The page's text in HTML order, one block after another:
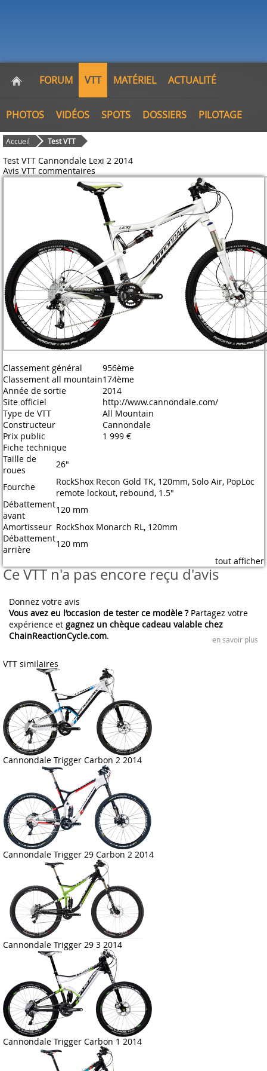
FORUM VTT MATÉRIEL ACTUALITÉ
PHOTOS VIDÉOS SPOTS DOSSIERS PILOTAGE
Accueil Test VTT
Test VTT Cannondale Lexi 2 2014
Avis VTT commentaires
Classement général
956ème
Classement all mountain174ème
Année de sortie
2014
Site officiel
http://www.cannondale.com/
Type de VTT
All Mountain
Constructeur
Cannondale
Prix public
1 999 €
Fiche technique
Taille de
roues
26"
Fourche
RockShox Recon Gold TK, 120mm, Solo Air, PopLoc
remote lockout, rebound, 1.5"
Débattement
avant
120 mm
Amortisseur RockShox Monarch RL, 120mm
Débattement
arrière
120 mm
tout afficher
Ce VTT n'a pas encore reçu d'avis
Donnez votre avis
Vous avez eu l’occasion de tester ce modèle ?Partagez votre
expérience et gagnez un chèque cadeau valable chez
ChainReactionCycle.com. en savoir plus
VTT similaires
Cannondale Trigger Carbon 2 2014
Cannondale Trigger 29 Carbon 2 2014
Cannondale Trigger 29 3 2014
Cannondale Trigger Carbon 1 2014